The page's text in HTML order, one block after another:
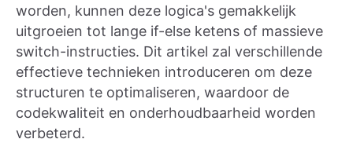
worden, kunnen deze logica's gemakkelijk
uitgroeien tot lange if-else ketens of massieve
switch-instructies. Dit artikel zal verschillende
effectieve technieken introduceren om deze
structuren te optimaliseren, waardoor de
codekwaliteit en onderhoudbaarheid worden
verbeterd.